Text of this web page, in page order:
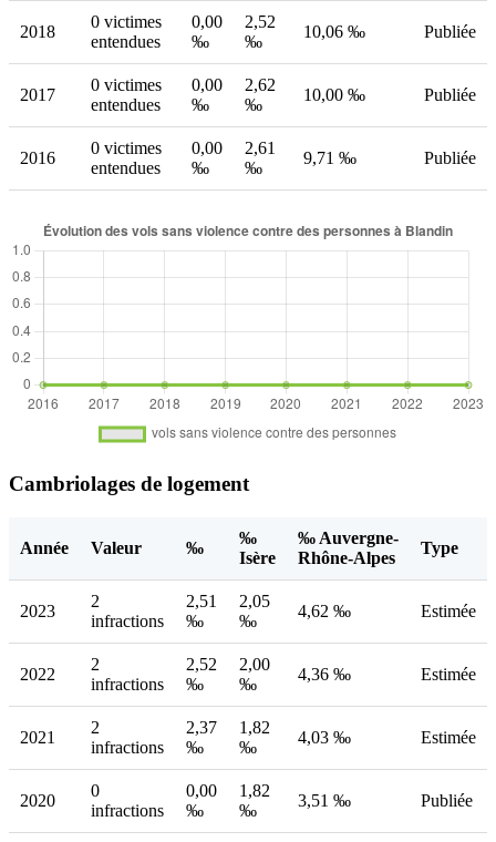
2018
0 victimes
entendues
0,00
‰
2,52
‰
10,06 ‰ Publiée
2017
0 victimes
entendues
0,00
‰
2,62
‰
10,00 ‰ Publiée
2016
0 victimes
entendues
0,00
‰
2,61
‰
9,71 ‰ Publiée
Cambriolages de logement
Année Valeur ‰
‰
Isère
‰ Auvergne-
Rhône-Alpes
Type
2023
2
infractions
2,51
‰
2,05
‰
4,62 ‰ Estimée
2022
2
infractions
2,52
‰
2,00
‰
4,36 ‰ Estimée
2021
2
infractions
2,37
‰
1,82
‰
4,03 ‰ Estimée
2020
0
infractions
0,00
‰
1,82
‰
3,51 ‰ Publiée